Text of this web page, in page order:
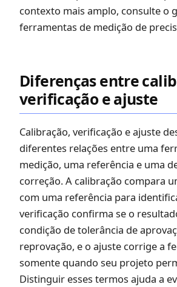
contexto mais amplo, consulte o
ferramentas de medição de
Diferenças entre
verificação e ajuste
Calibração, verificação e ajuste
diferentes relações entre uma
medição, uma referência e uma
correção. A calibração compara
com uma referência para
verificação confirma se o
condição de tolerância de
reprovação, e o ajuste corrige a
somente quando seu projeto
Distinguir esses termos ajuda a